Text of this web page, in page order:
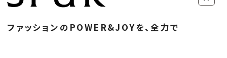
ファッションのPOWER&JOYを、全力で